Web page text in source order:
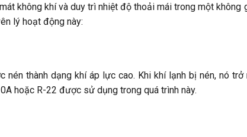
không khí và duy trì nhiệt độ thoải mái trong một không
lý hoạt động này:
nén thành dạng khí áp lực cao. Khi khí lạnh bị nén, nó trở
hoặc R-22 được sử dụng trong quá trình này.